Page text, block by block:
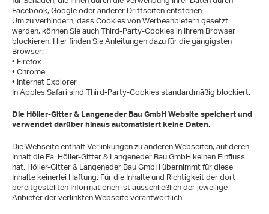
Facebook, Google oder anderer Drittseiten entstehen.
Um zu verhindern, dass Cookies von Werbeanbietern gesetzt
werden, können Sie auch Third-Party-Cookies in Ihrem Browser
blockieren. Hier finden Sie Anleitungen dazu für die gängigsten
Browser:
• Firefox
• Chrome
• Internet Explorer
In Apples Safari sind Third-Party-Cookies standardmäßig blockiert.
Die Höller-Gitter & Langeneder Bau GmbH Website speichert und
verwendet darüber hinaus automatisiert keine Daten.
Die Webseite enthält Verlinkungen zu anderen Webseiten, auf deren
Inhalt die Fa. Höller-Gitter & Langeneder Bau GmbH keinen Einfluss
hat. Höller-Gitter & Langeneder Bau GmbH übernimmt für diese
Inhalte keinerlei Haftung. Für die Inhalte und Richtigkeit der dort
bereitgestellten Informationen ist ausschließlich der jeweilige
Anbieter der verlinkten Webseite verantwortlich.